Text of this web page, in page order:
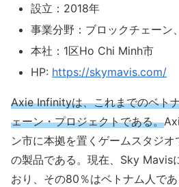
設立：2018年
事業分野：ブロックチェーン
本社：1区Ho Chi Minh市
HP: https://skymavis.com/
Axie Infinityは、これまでのベト
ェーン・プロジェクトである。
ン市に本拠を置くゲームスタジオ
の製品である。現在、Sky Mavis
おり、その80％はベトナム人で